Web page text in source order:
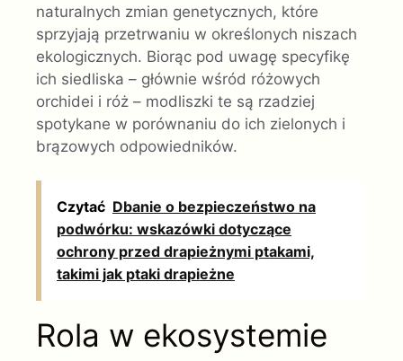
naturalnych zmian genetycznych, które
sprzyjają przetrwaniu w określonych niszach
ekologicznych. Biorąc pod uwagę specyfikę
ich siedliska – głównie wśród różowych
orchidei i róż – modliszki te są rzadziej
spotykane w porównaniu do ich zielonych i
brązowych odpowiedników.
Czytać Dbanie o bezpieczeństwo na
podwórku: wskazówki dotyczące
ochrony przed drapieżnymi ptakami,
takimi jak ptaki drapieżne
Rola w ekosystemie